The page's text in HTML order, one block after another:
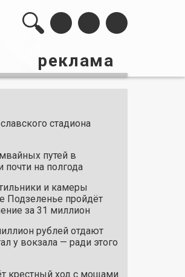
реклама
стадиона
путей в
почти на полгода
и камеры
Подзеленье пройдёт
за 31 миллион
рублей отдают
у вокзала — ради этого
крестный ход с мощами